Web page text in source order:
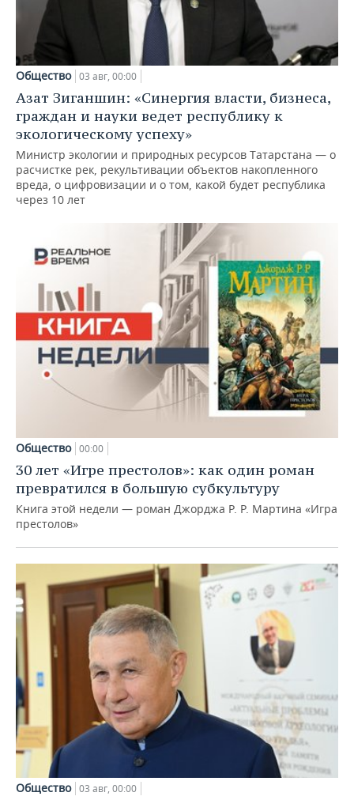
Общество 03 авг, 00:00
Азат Зиганшин: «Синергия власти, бизнеса,
граждан и науки ведет республику к
экологическому успеху»
Министр экологии и природных ресурсов Татарстана — о
расчистке рек, рекультивации объектов накопленного
вреда, о цифровизации и о том, какой будет республика
через 10 лет
Общество 00:00
30 лет «Игре престолов»: как один роман
превратился в большую субкультуру
Книга этой недели — роман Джорджа Р. Р. Мартина «Игра
престолов»
Общество 03 авг, 00:00